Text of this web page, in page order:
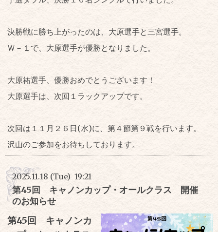
決勝戦に勝ち上がったのは、大原選手と三宮選手。
Ｗ－１で、大原選手が優勝となりました。
大原祐選手、優勝おめでとうございます！
大原選手は、次回１ラックアップです。
次回は１１月２６日(水)に、第４節第９戦を行います。
沢山のご参加をお待ちしております。
2025.11.18 (Tue) 19:21
第45回 キャノンカップ・オールクラス 開催
のお知らせ
第45回 キャノンカ